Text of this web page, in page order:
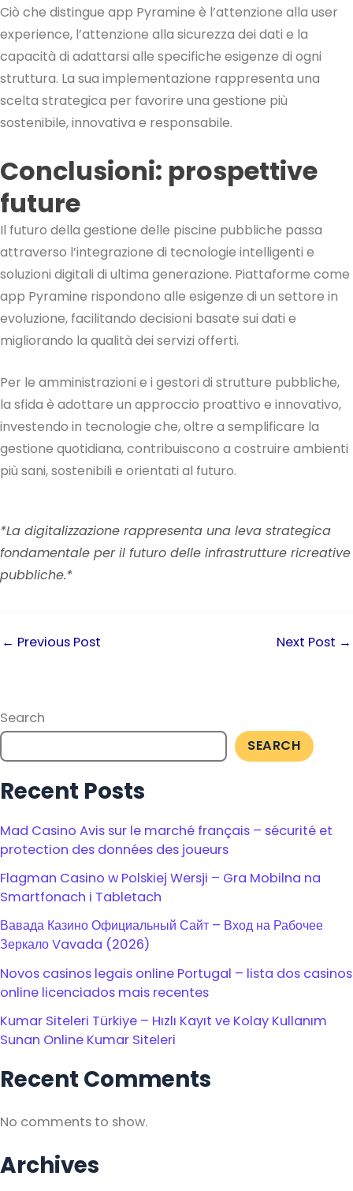
Ciò che distingue app Pyramine è l’attenzione alla user
experience, l’attenzione alla sicurezza dei dati e la
capacità di adattarsi alle specifiche esigenze di ogni
struttura. La sua implementazione rappresenta una
scelta strategica per favorire una gestione più
sostenibile, innovativa e responsabile.
Conclusioni: prospettive
future
Il futuro della gestione delle piscine pubbliche passa
attraverso l’integrazione di tecnologie intelligenti e
soluzioni digitali di ultima generazione. Piattaforme come
app Pyramine rispondono alle esigenze di un settore in
evoluzione, facilitando decisioni basate sui dati e
migliorando la qualità dei servizi offerti.
Per le amministrazioni e i gestori di strutture pubbliche,
la sfida è adottare un approccio proattivo e innovativo,
investendo in tecnologie che, oltre a semplificare la
gestione quotidiana, contribuiscono a costruire ambienti
più sani, sostenibili e orientati al futuro.
*La digitalizzazione rappresenta una leva strategica
fondamentale per il futuro delle infrastrutture ricreative
pubbliche.*
← Previous Post Next Post →
Search
SEARCH
Recent Posts
Mad Casino Avis sur le marché français – sécurité et
protection des données des joueurs
Flagman Casino w Polskiej Wersji – Gra Mobilna na
Smartfonach i Tabletach
Вавада Казино Официальный Сайт – Вход на Рабочее
Зеркало Vavada (2026)
Novos casinos legais online Portugal – lista dos casinos
online licenciados mais recentes
Kumar Siteleri Türkiye – Hızlı Kayıt ve Kolay Kullanım
Sunan Online Kumar Siteleri
Recent Comments
No comments to show.
Archives